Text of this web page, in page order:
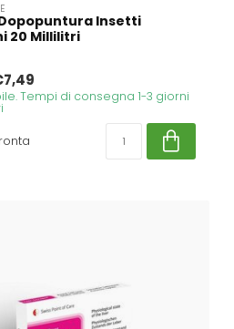
Insetti
20 Millilitri
Tempi di consegna 1-3 giorni